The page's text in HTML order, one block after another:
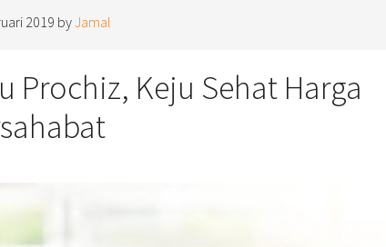
2019 byJamal
Prochiz, Keju Sehat Harga